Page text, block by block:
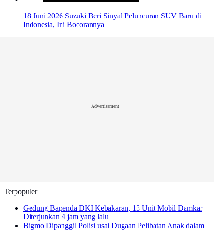
18 Juni 2026 Suzuki Beri Sinyal Peluncuran SUV Baru di
Indonesia, Ini Bocorannya
Advertisement
Terpopuler
Gedung Bapenda DKI Kebakaran, 13 Unit Mobil Damkar
Diterjunkan 4 jam yang lalu
Bigmo Dipanggil Polisi usai Dugaan Pelibatan Anak dalam